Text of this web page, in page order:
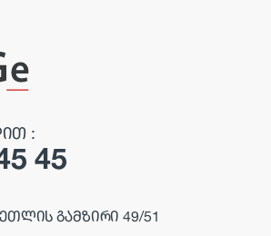
:
45
ᲒᲐᲛᲖᲘᲠᲘ 49/51